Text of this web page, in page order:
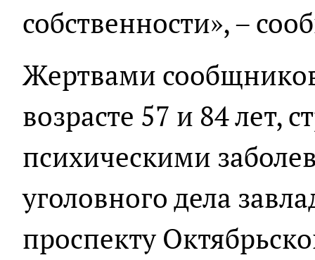
собственности», –
Жертвами
возрасте 57 и 84 лет,
психическими
уголовного дела
проспекту